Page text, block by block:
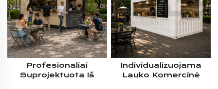
Profesionaliai
Suprojektuota Iš
Individualizuojama
Lauko Komercinė